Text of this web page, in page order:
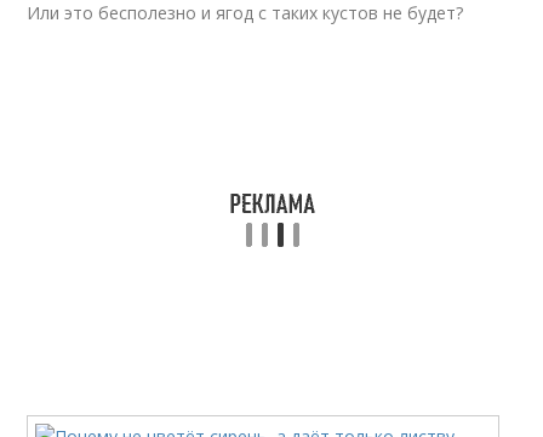
Или это бесполезно и ягод с таких кустов не будет?